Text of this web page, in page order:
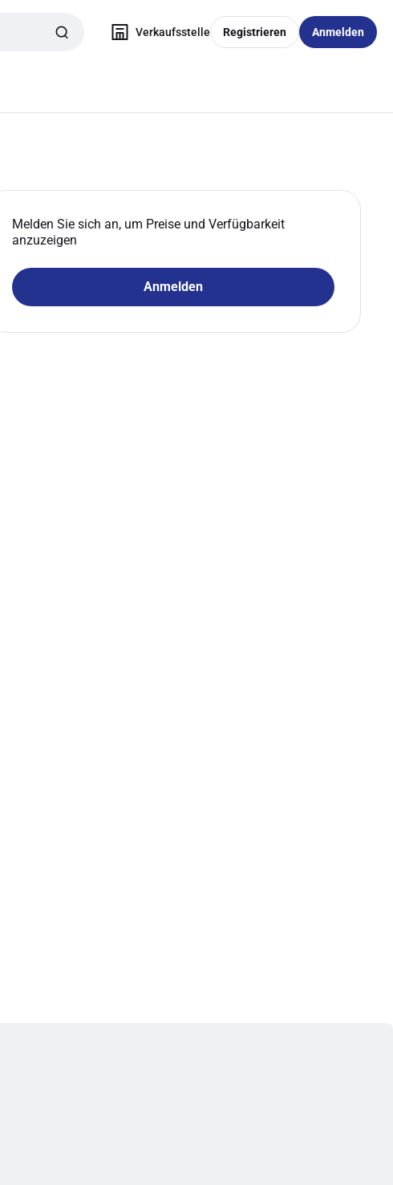
Verkaufsstelle Registrieren Anmelden
Melden Sie sich an, um Preise und Verfügbarkeit
anzuzeigen
Anmelden